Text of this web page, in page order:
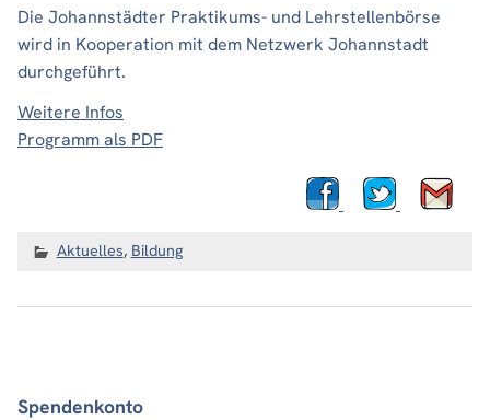
Die Johannstädter Praktikums- und Lehrstellenbörse
wird in Kooperation mit dem Netzwerk Johannstadt
durchgeführt.
Weitere Infos
Programm als PDF
Aktuelles, Bildung
Spendenkonto